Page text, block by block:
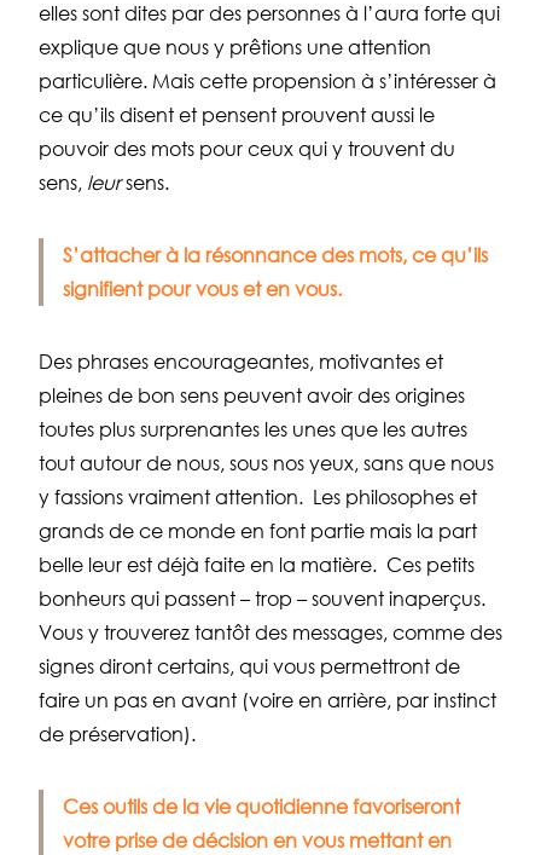
elles sont dites par des personnes à l’aura forte qui
explique que nous y prêtions une attention
particulière. Mais cette propension à s’intéresser à
ce qu’ils disent et pensent prouvent aussi le
pouvoir des mots pour ceux qui y trouvent du
sens, leursens.
S’attacher à la résonnance des mots, ce qu’ils
signifient pour vous et en vous.
Des phrases encourageantes, motivantes et
pleines de bon sens peuvent avoir des origines
toutes plus surprenantes les unes que les autres
tout autour de nous, sous nos yeux, sans que nous
y fassions vraiment attention. Les philosophes et
grands de ce monde en font partie mais la part
belle leur est déjà faite en la matière. Ces petits
bonheurs qui passent – trop – souvent inaperçus.
Vous y trouverez tantôt des messages, comme des
signes diront certains, qui vous permettront de
faire un pas en avant (voire en arrière, par instinct
de préservation).
Ces outils de la vie quotidienne favoriseront
votre prise de décision en vous mettant en